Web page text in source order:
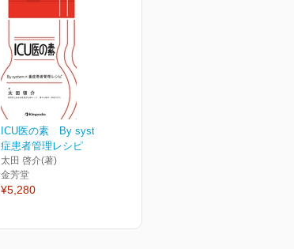
ICU医の素 By system×重
症患者管理レシピ
太田 啓介(著)
金芳堂
¥5,280